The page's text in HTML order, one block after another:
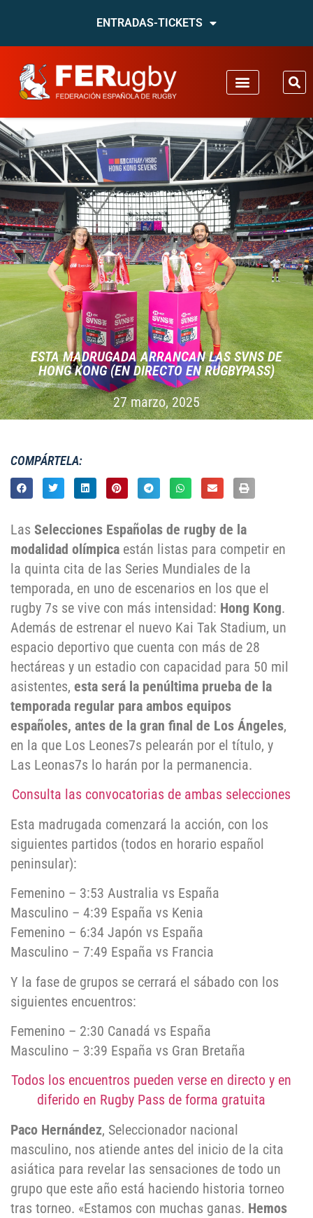
ENTRADAS-TICKETS
ESTA MADRUGADA ARRANCAN LAS SVNS DE
HONG KONG (EN DIRECTO EN RUGBYPASS)
27 marzo, 2025
COMPÁRTELA:
Las Selecciones Españolas de rugby de la
modalidad olímpica están listas para competir en
la quinta cita de las Series Mundiales de la
temporada, en uno de escenarios en los que el
rugby 7s se vive con más intensidad: Hong Kong.
Además de estrenar el nuevo Kai Tak Stadium, un
espacio deportivo que cuenta con más de 28
hectáreas y un estadio con capacidad para 50 mil
asistentes, esta será la penúltima prueba de la
temporada regular para ambos equipos
españoles, antes de la gran final de Los Ángeles,
en la que Los Leones7s pelearán por el título, y
Las Leonas7s lo harán por la permanencia.
Consulta las convocatorias de ambas selecciones
Esta madrugada comenzará la acción, con los
siguientes partidos (todos en horario español
peninsular):
Femenino – 3:53 Australia vs España
Masculino – 4:39 España vs Kenia
Femenino – 6:34 Japón vs España
Masculino – 7:49 España vs Francia
Y la fase de grupos se cerrará el sábado con los
siguientes encuentros:
Femenino – 2:30 Canadá vs España
Masculino – 3:39 España vs Gran Bretaña
Todos los encuentros pueden verse en directo y en
diferido en Rugby Pass de forma gratuita
Paco Hernández, Seleccionador nacional
masculino, nos atiende antes del inicio de la cita
asiática para revelar las sensaciones de todo un
grupo que este año está haciendo historia torneo
tras torneo. «Estamos con muchas ganas. Hemos